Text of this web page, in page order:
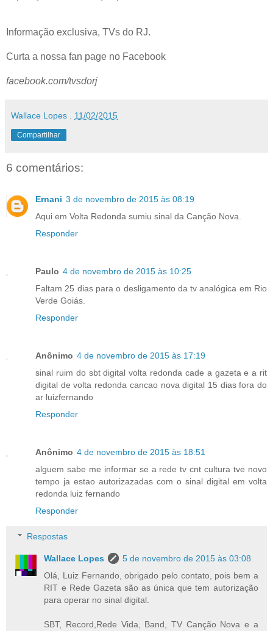
Informação exclusiva, TVs do RJ.
Curta a nossa fan page no Facebook
facebook.com/tvsdorj
Wallace Lopes 11/02/2015
Compartilhar
6 comentários:
Ernani 3 de novembro de 2015 às 08:19
Aqui em Volta Redonda sumiu sinal da Canção Nova.
Responder
Paulo 4 de novembro de 2015 às 10:25
Faltam 25 dias para o desligamento da tv analógica em Rio
Verde Goiás.
Responder
Anônimo 4 de novembro de 2015 às 17:19
sinal ruim do sbt digital volta redonda cade a gazeta e a rit
digital de volta redonda cancao nova digital 15 dias fora do
ar luizfernando
Responder
Anônimo 4 de novembro de 2015 às 18:51
alguem sabe me informar se a rede tv cnt cultura tve novo
tempo ja estao autorizazadas com o sinal digital em volta
redonda luiz fernando
Responder
Respostas
Wallace Lopes
5 de novembro de 2015 às 03:08
Olá, Luiz Fernando, obrigado pelo contato, pois bem a
RIT e Rede Gazeta são as única que tem autorização
para operar no sinal digital.
SBT, Record,Rede Vida, Band, TV Canção Nova e a